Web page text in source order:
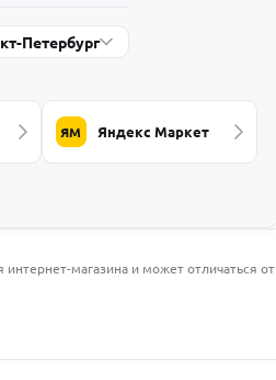
Петербург
ЯМ Яндекс Маркет
интернет-магазина и может отличаться от